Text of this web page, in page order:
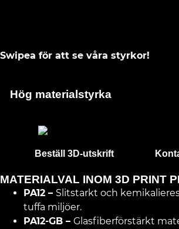
Swipea för att se våra styrkor!
Hög materialstyrka
MATERIALVAL INOM 3D PRINT
PA12 – Slitstarkt och
tuffa miljöer.
PA12-GB – Glasfiberförstärkt
Beställ 3D-utskrift